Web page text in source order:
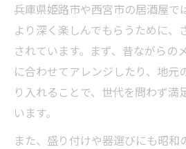
兵庫県姫路市や西宮市の居酒屋で
より深く楽しんでもらうために、
されています。まず、昔ながらの
に合わせてアレンジしたり、地元
り入れることで、世代を問わず満
います。
また、盛り付けや器選びにも昭和